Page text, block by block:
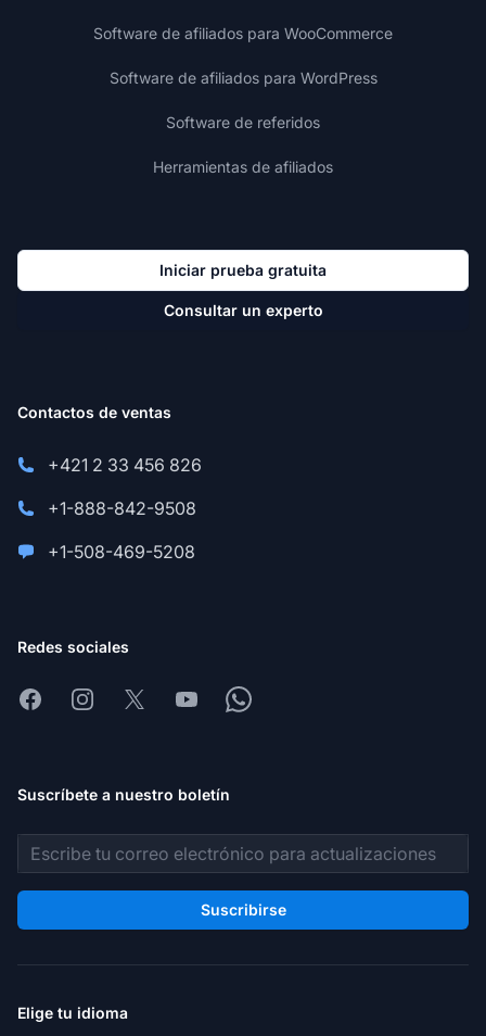
Software de afiliados para WooCommerce
Software de afiliados para WordPress
Software de referidos
Herramientas de afiliados
Iniciar prueba gratuita
Consultar un experto
Contactos de ventas
+421 2 33 456 826
+1-888-842-9508
+1-508-469-5208
Redes sociales
FacebookInstagram
X YoutubeWhatsapp
Suscríbete a nuestro boletín
Dirección de correo electrónico
Suscribirse
Elige tu idioma